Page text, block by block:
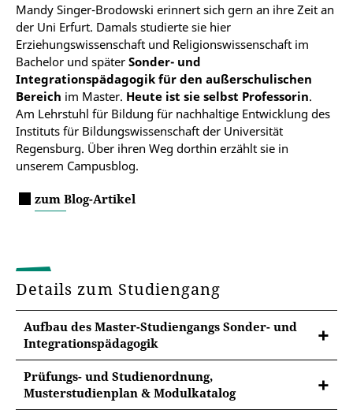
Mandy Singer-Brodowski erinnert sich gern an ihre Zeit an
der Uni Erfurt. Damals studierte sie hier
Erziehungswissenschaft und Religionswissenschaft im
Bachelor und später Sonder- und
Integrationspädagogik für den außerschulischen
Bereich im Master. Heute ist sie selbst Professorin.
Am Lehrstuhl für Bildung für nachhaltige Entwicklung des
Instituts für Bildungswissenschaft der Universität
Regensburg. Über ihren Weg dorthin erzählt sie in
unserem Campusblog.
zum Blog-Artikel
Details zum Studiengang
Aufbau des Master-Studiengangs Sonder- und
Integrationspädagogik
Prüfungs- und Studienordnung,
Musterstudienplan & Modulkatalog